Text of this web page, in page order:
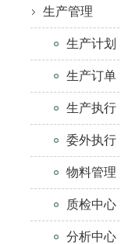
生产管理
生产计划
生产订单
生产执行
委外执行
物料管理
质检中心
分析中心